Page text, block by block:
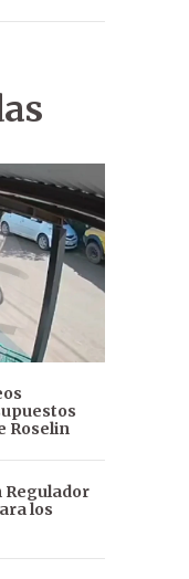
Roselin
Regulador
los